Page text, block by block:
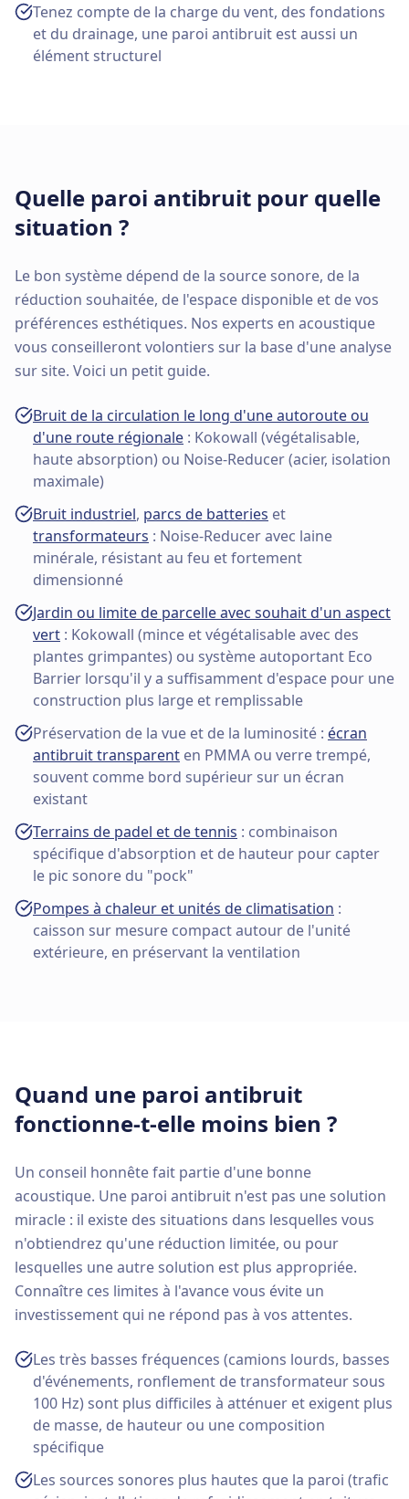
Tenez compte de la charge du vent, des fondations
et du drainage, une paroi antibruit est aussi un
élément structurel
Quelle paroi antibruit pour quelle
situation ?
Le bon système dépend de la source sonore, de la
réduction souhaitée, de l'espace disponible et de vos
préférences esthétiques. Nos experts en acoustique
vous conseilleront volontiers sur la base d'une analyse
sur site. Voici un petit guide.
Bruit de la circulation le long d'une autoroute ou
d'une route régionale : Kokowall (végétalisable,
haute absorption) ou Noise-Reducer (acier, isolation
maximale)
Bruit industriel, parcs de batteries et
transformateurs : Noise-Reducer avec laine
minérale, résistant au feu et fortement
dimensionné
Jardin ou limite de parcelle avec souhait d'un aspect
vert : Kokowall (mince et végétalisable avec des
plantes grimpantes) ou système autoportant Eco
Barrier lorsqu'il y a suffisamment d'espace pour une
construction plus large et remplissable
Préservation de la vue et de la luminosité : écran
antibruit transparent en PMMA ou verre trempé,
souvent comme bord supérieur sur un écran
existant
Terrains de padel et de tennis : combinaison
spécifique d'absorption et de hauteur pour capter
le pic sonore du "pock"
Pompes à chaleur et unités de climatisation :
caisson sur mesure compact autour de l'unité
extérieure, en préservant la ventilation
Quand une paroi antibruit
fonctionne-t-elle moins bien ?
Un conseil honnête fait partie d'une bonne
acoustique. Une paroi antibruit n'est pas une solution
miracle : il existe des situations dans lesquelles vous
n'obtiendrez qu'une réduction limitée, ou pour
lesquelles une autre solution est plus appropriée.
Connaître ces limites à l'avance vous évite un
investissement qui ne répond pas à vos attentes.
Les très basses fréquences (camions lourds, basses
d'événements, ronflement de transformateur sous
100 Hz) sont plus difficiles à atténuer et exigent plus
de masse, de hauteur ou une composition
spécifique
Les sources sonores plus hautes que la paroi (trafic